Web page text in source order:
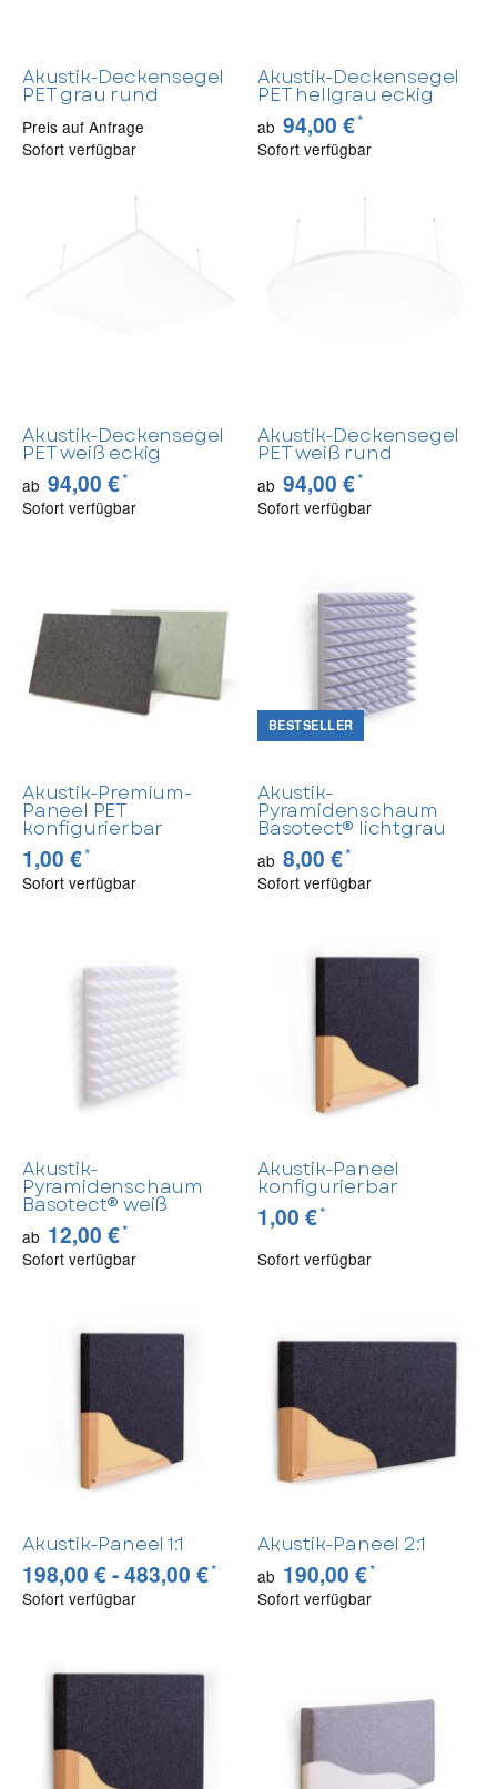
Akustik-Deckensegel
PET grau rund
Preis auf Anfrage
Sofort verfügbar
Akustik-Deckensegel
PET hellgrau eckig
ab 94,00 €*
Sofort verfügbar
Akustik-Deckensegel
PET weiß eckig
ab 94,00 €*
Sofort verfügbar
Akustik-Deckensegel
PET weiß rund
ab 94,00 €*
Sofort verfügbar
Akustik-Premium-
Paneel PET
konfigurierbar
1,00 €*
Sofort verfügbar
BESTSELLER
Akustik-
Pyramidenschaum
Basotect® lichtgrau
ab 8,00 €*
Sofort verfügbar
Akustik-
Pyramidenschaum
Basotect® weiß
ab 12,00 €*
Sofort verfügbar
Akustik-Paneel
konfigurierbar
1,00 €*
Sofort verfügbar
Akustik-Paneel 1:1
198,00 € -483,00 €*
Sofort verfügbar
Akustik-Paneel 2:1
ab 190,00 €*
Sofort verfügbar